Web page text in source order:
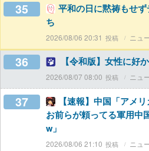
35
平和の日に黙祷もせ
ち
2026/08/06 20:31 ニュ
36 【令和版】女性に好
2026/08/07 08:00 ニュ
37
【速報】中国「アメ
お前らが頼ってる軍用中
w」
2026/08/06 21:10 ニュ